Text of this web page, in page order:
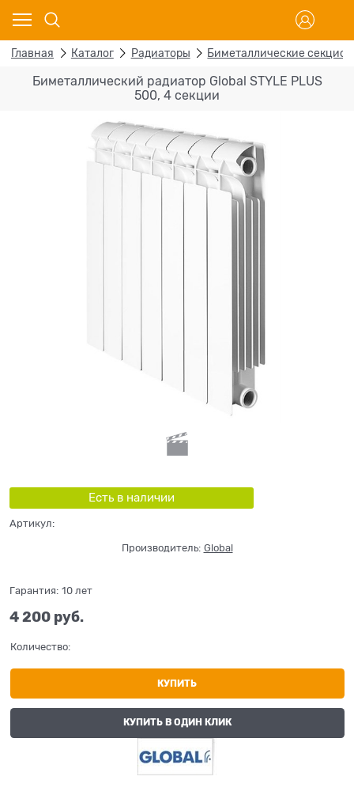
Главная Каталог Радиаторы Биметаллические
Биметаллический радиатор Global STYLE PLUS
500, 4 секции
Есть в наличии
Артикул:
Производитель: Global
Гарантия: 10 лет
4 200 руб.
Количество:
КУПИТЬ
КУПИТЬ В ОДИН КЛИК